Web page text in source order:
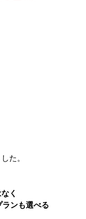
た。
く
ンも選べる